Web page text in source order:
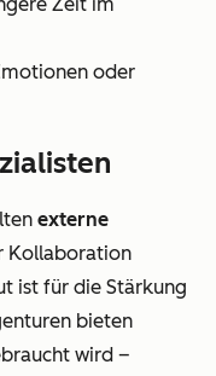
oder
externe
Kollaboration
ist für die Stärkung
bieten
wird –